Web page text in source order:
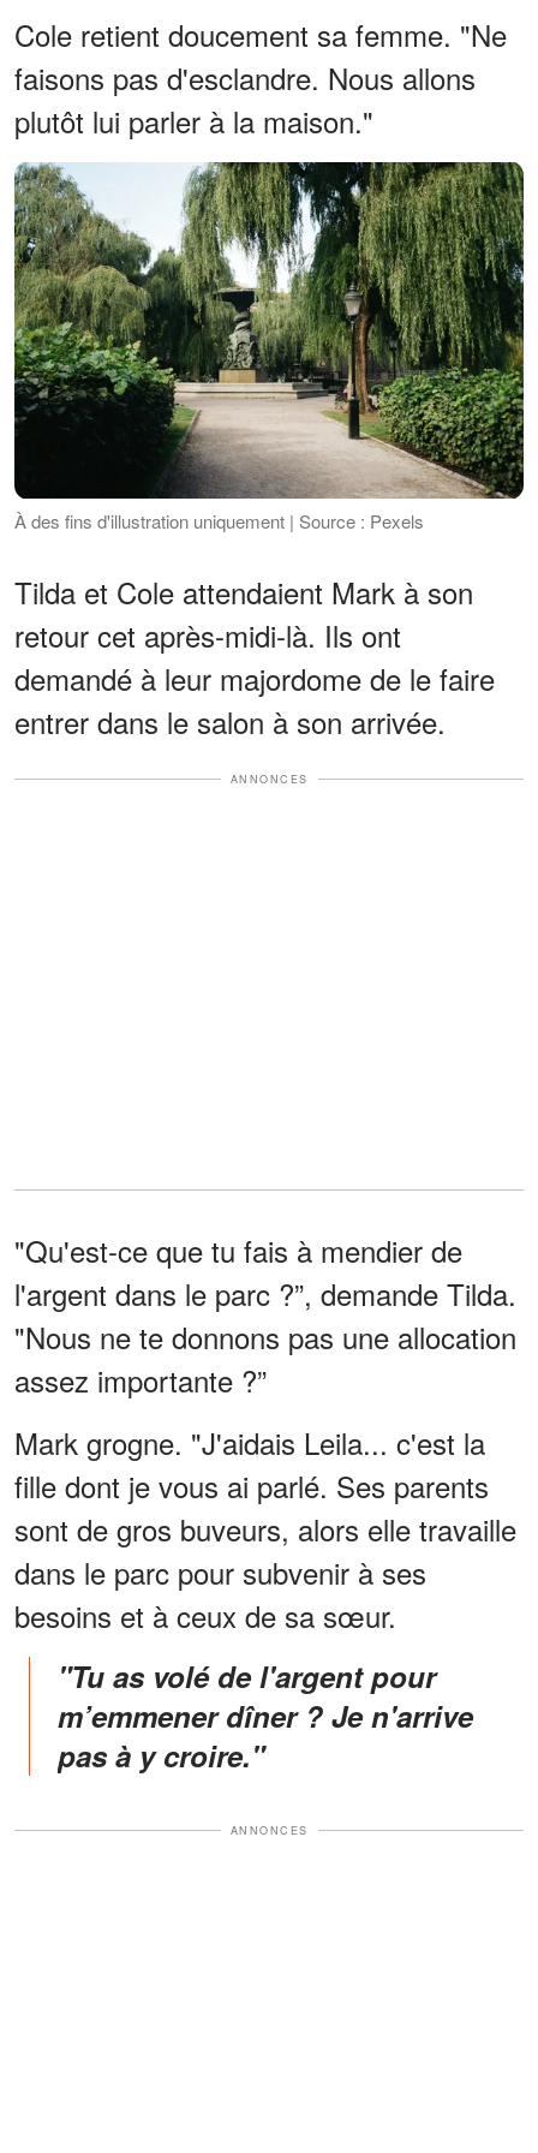
Cole retient doucement sa femme. "Ne
faisons pas d'esclandre. Nous allons
plutôt lui parler à la maison."
À des fins d'illustration uniquement | Source : Pexels
Tilda et Cole attendaient Mark à son
retour cet après-midi-là. Ils ont
demandé à leur majordome de le faire
entrer dans le salon à son arrivée.
ANNONCES
"Qu'est-ce que tu fais à mendier de
l'argent dans le parc ?”, demande Tilda.
"Nous ne te donnons pas une allocation
assez importante ?”
Mark grogne. "J'aidais Leila... c'est la
fille dont je vous ai parlé. Ses parents
sont de gros buveurs, alors elle travaille
dans le parc pour subvenir à ses
besoins et à ceux de sa sœur.
"Tu as volé de l'argent pour
m’emmener dîner ? Je n'arrive
pas à y croire."
ANNONCES